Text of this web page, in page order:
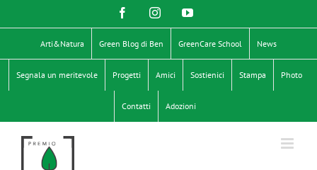
al
contenuto
FacebookInstagramYouTube
Arti&Natura Green Blog di Ben GreenCare School News
Segnala un meritevole Progetti Amici Sostienici Stampa Photo
Contatti Adozioni